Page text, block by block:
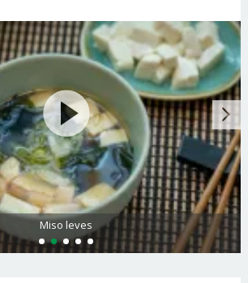
Miso leves